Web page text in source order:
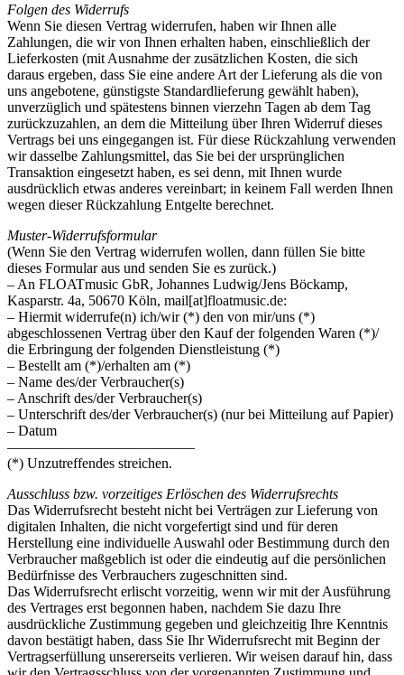
Folgen des Widerrufs
Wenn Sie diesen Vertrag widerrufen, haben wir Ihnen alle
Zahlungen, die wir von Ihnen erhalten haben, einschließlich der
Lieferkosten (mit Ausnahme der zusätzlichen Kosten, die sich
daraus ergeben, dass Sie eine andere Art der Lieferung als die von
uns angebotene, günstigste Standardlieferung gewählt haben),
unverzüglich und spätestens binnen vierzehn Tagen ab dem Tag
zurückzuzahlen, an dem die Mitteilung über Ihren Widerruf dieses
Vertrags bei uns eingegangen ist. Für diese Rückzahlung verwenden
wir dasselbe Zahlungsmittel, das Sie bei der ursprünglichen
Transaktion eingesetzt haben, es sei denn, mit Ihnen wurde
ausdrücklich etwas anderes vereinbart; in keinem Fall werden Ihnen
wegen dieser Rückzahlung Entgelte berechnet.
Muster-Widerrufsformular
(Wenn Sie den Vertrag widerrufen wollen, dann füllen Sie bitte
dieses Formular aus und senden Sie es zurück.)
– An FLOATmusic GbR, Johannes Ludwig/Jens Böckamp,
Kasparstr. 4a, 50670 Köln, mail[at]floatmusic.de:
– Hiermit widerrufe(n) ich/wir (*) den von mir/uns (*)
abgeschlossenen Vertrag über den Kauf der folgenden Waren (*)/
die Erbringung der folgenden Dienstleistung (*)
– Bestellt am (*)/erhalten am (*)
– Name des/der Verbraucher(s)
– Anschrift des/der Verbraucher(s)
– Unterschrift des/der Verbraucher(s) (nur bei Mitteilung auf Papier)
– Datum
—————————————
(*) Unzutreffendes streichen.
Ausschluss bzw. vorzeitiges Erlöschen des Widerrufsrechts
Das Widerrufsrecht besteht nicht bei Verträgen zur Lieferung von
digitalen Inhalten, die nicht vorgefertigt sind und für deren
Herstellung eine individuelle Auswahl oder Bestimmung durch den
Verbraucher maßgeblich ist oder die eindeutig auf die persönlichen
Bedürfnisse des Verbrauchers zugeschnitten sind.
Das Widerrufsrecht erlischt vorzeitig, wenn wir mit der Ausführung
des Vertrages erst begonnen haben, nachdem Sie dazu Ihre
ausdrückliche Zustimmung gegeben und gleichzeitig Ihre Kenntnis
davon bestätigt haben, dass Sie Ihr Widerrufsrecht mit Beginn der
Vertragserfüllung unsererseits verlieren. Wir weisen darauf hin, dass